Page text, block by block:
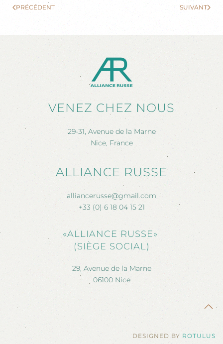
PRÉCÉDENT SUIVANT
VENEZ CHEZ NOUS
29-31, Avenue de la Marne
Nice, France
ALLIANCE RUSSE
alliancerusse@gmail.com
+33 (0) 6 18 04 15 21
«ALLIANCE RUSSE»
(SIÈGE SOCIAL)
29, Avenue de la Marne
06100 Nice
DESIGNED BY ROTULUS